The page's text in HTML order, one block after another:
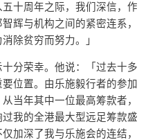
十周年之际，我们深信，作
辉与机构之间的紧密连系，
除贫穷而努力。」
分荣幸。他说：「过去十多
位置。由乐施毅行者的参加
当年其中一位最高筹款者，
我的全港最大型远足筹款盛
加深了我与乐施会的连结，